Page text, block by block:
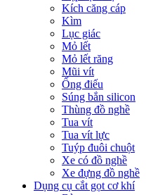
Kích căng cáp
Kìm
Lục giác
Mỏ lết
Mỏ lết răng
Mũi vít
Ống điếu
Súng bắn silicon
Thùng đồ nghề
Tua vít
Tua vít lực
Tuýp đuôi chuột
Xe có đồ nghề
Xe đựng đồ nghề
Dụng cụ cắt gọt cơ khí